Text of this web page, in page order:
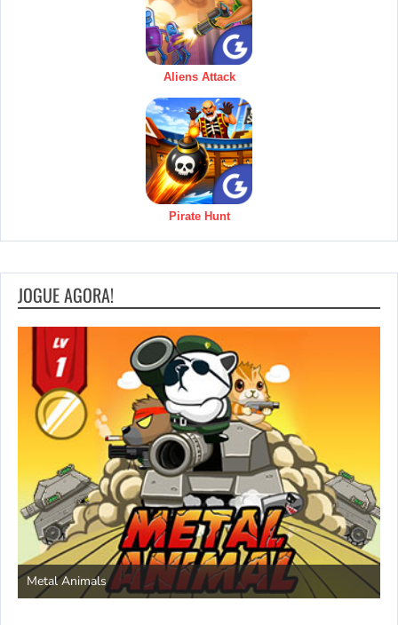
Aliens Attack
Pirate Hunt
JOGUE AGORA!
Metal Animals